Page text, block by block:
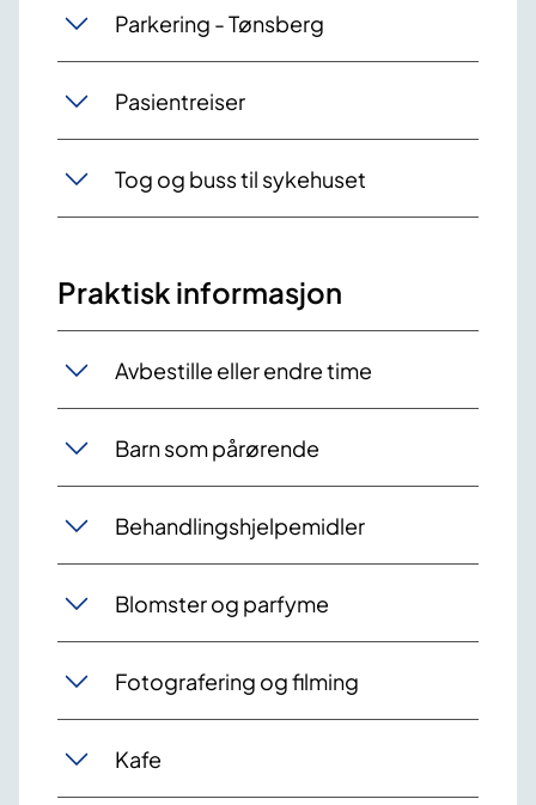
Parkering - Tønsberg
Pasientreiser
Tog og buss til sykehuset
Praktisk informasjon
Avbestille eller endre time
Barn som pårørende
Behandlingshjelpemidler
Blomster og parfyme
Fotografering og filming
Kafe